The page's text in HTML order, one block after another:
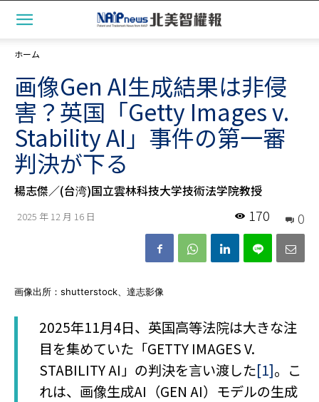
ホーム
画像Gen AI生成結果は非侵
害？英国「Getty Images v.
Stability AI」事件の第一審
判決が下る
楊志傑／(台湾)国立雲林科技大学技術法学院教授
2025 年 12 月 16 日 0
170
画像出所：shutterstock、達志影像
2025年11月4日、英国高等法院は大きな注
目を集めていた「GETTY IMAGES V.
STABILITY AI」の判決を言い渡した[1]。こ
れは、画像生成AI（GEN AI）モデルの生成